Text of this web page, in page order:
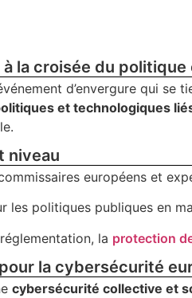
la croisée du
d’envergure qui se
et technologiques
niveau
européens et
les politiques publiques en
la protection
la cybersécurité
cybersécurité collective et